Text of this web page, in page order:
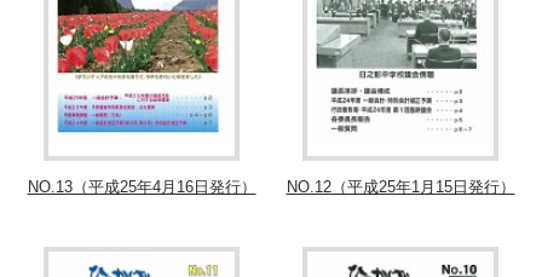
NO.13（平成25年4月16日発行） NO.12（平成25年1月15日発行）